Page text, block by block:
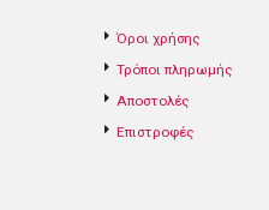
Όροι χρήσης
Τρόποι πληρωμής
Αποστολές
Επιστροφές